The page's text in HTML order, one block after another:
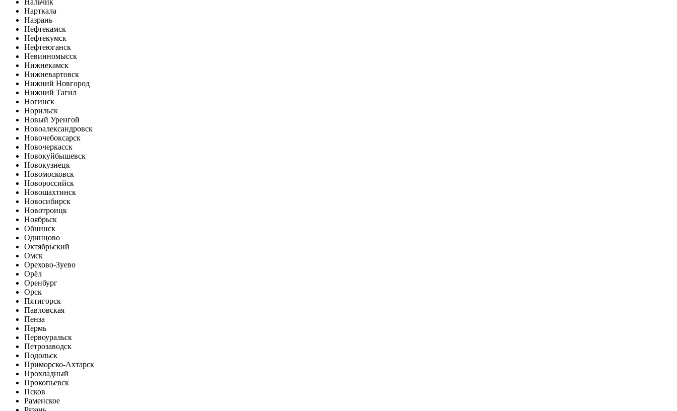
Нальчик
Нарткала
Назрань
Нефтекамск
Нефтекумск
Нефтеюганск
Невинномысск
Нижнекамск
Нижневартовск
Нижний Новгород
Нижний Тагил
Ногинск
Норильск
Новый Уренгой
Новоалександровск
Новочебоксарск
Новочеркасск
Новокуйбышевск
Новокузнецк
Новомосковск
Новороссийск
Новошахтинск
Новосибирск
Новотроицк
Ноябрьск
Обнинск
Одинцово
Октябрьский
Омск
Орехово-Зуево
Орёл
Оренбург
Орск
Пятигорск
Павловская
Пенза
Пермь
Первоуральск
Петрозаводск
Подольск
Приморско-Ахтарск
Прохладный
Прокопьевск
Псков
Раменское